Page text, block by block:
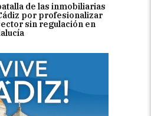
de las inmobiliarias
por profesionalizar
sin regulación en